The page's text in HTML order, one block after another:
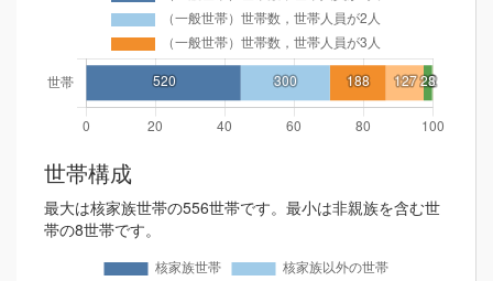
世帯構成
最大は核家族世帯の556世帯です。最小は非親族を含む世
帯の8世帯です。